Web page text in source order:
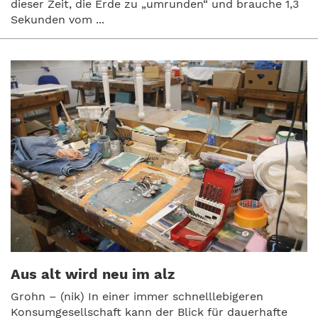
dieser Zeit, die Erde zu „umrunden“ und brauche 1,3
Sekunden vom ...
Aus alt wird neu im alz
Grohn – (nik) In einer immer schnelllebigeren
Konsumgesellschaft kann der Blick für dauerhafte